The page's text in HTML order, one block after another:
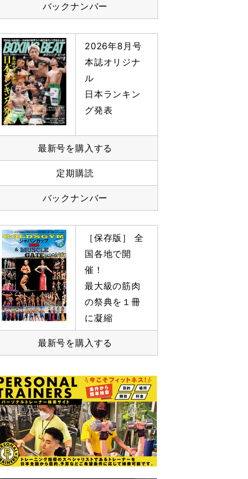
バックナンバー
2026年8月号
本誌オリジナ
ル
日本ランキン
グ発表
最新号を購入する
定期購読
バックナンバー
［保存版］ 全
国各地で開
催！
最大級の筋肉
の祭典を１冊
に凝縮
最新号を購入する